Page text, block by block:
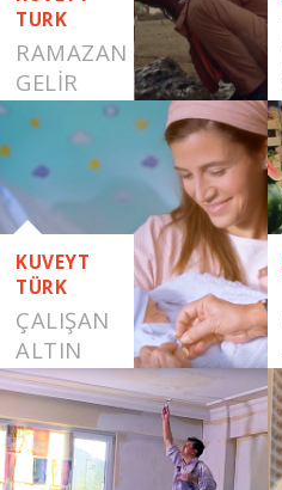
TURK
RAMAZAN
GELİR
HER
GELİR
KUVEYT
TÜRK
ÇALIŞAN
ALTIN